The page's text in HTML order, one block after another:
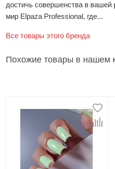
достичь совершенства в вашей
мир Elpaza Professional, где...
Все товары этого бренда
Похожие товары в нашем